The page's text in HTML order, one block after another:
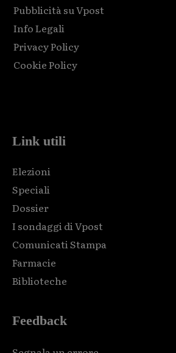
Pubblicità su Vpost
Info Legali
Privacy Policy
Cookie Policy
Link utili
Elezioni
Speciali
Dossier
I sondaggi di Vpost
Comunicati Stampa
Farmacie
Biblioteche
Feedback